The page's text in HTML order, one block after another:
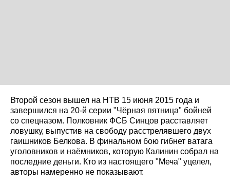
Второй сезон вышел на НТВ 15 июня 2015 года и
завершился на 20-й серии "Чёрная пятница" бойней
со спецназом. Полковник ФСБ Синцов расставляет
ловушку, выпустив на свободу расстрелявшего двух
гаишников Белкова. В финальном бою гибнет ватага
уголовников и наёмников, которую Калинин собрал на
последние деньги. Кто из настоящего "Меча" уцелел,
авторы намеренно не показывают.